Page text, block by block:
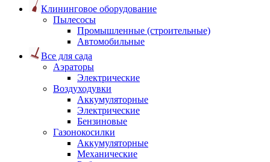
Клининговое оборудование
Пылесосы
Промышленные (строительные)
Автомобильные
Все для сада
Аэраторы
Электрические
Воздуходувки
Аккумуляторные
Электрические
Бензиновые
Газонокосилки
Аккумуляторные
Механические